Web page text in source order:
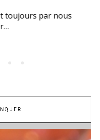
toujours par nous